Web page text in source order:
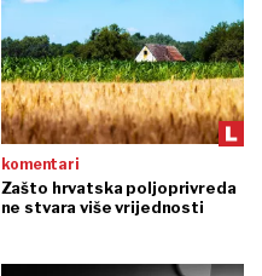
komentari
Zašto hrvatska poljoprivreda
ne stvara više vrijednosti